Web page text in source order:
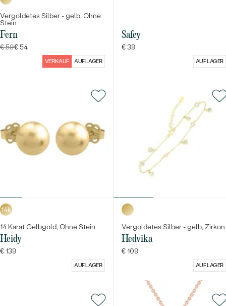
Vergoldetes Silber - gelb, Ohne
Stein
Fern
€ 59€ 54
VERKAUF AUF LAGER
Safey
€ 39
AUF LAGER
14k
14 Karat Gelbgold, Ohne Stein
Heidy
€ 139
AUF LAGER
Vergoldetes Silber - gelb, Zirkon
Hedvika
€ 109
AUF LAGER